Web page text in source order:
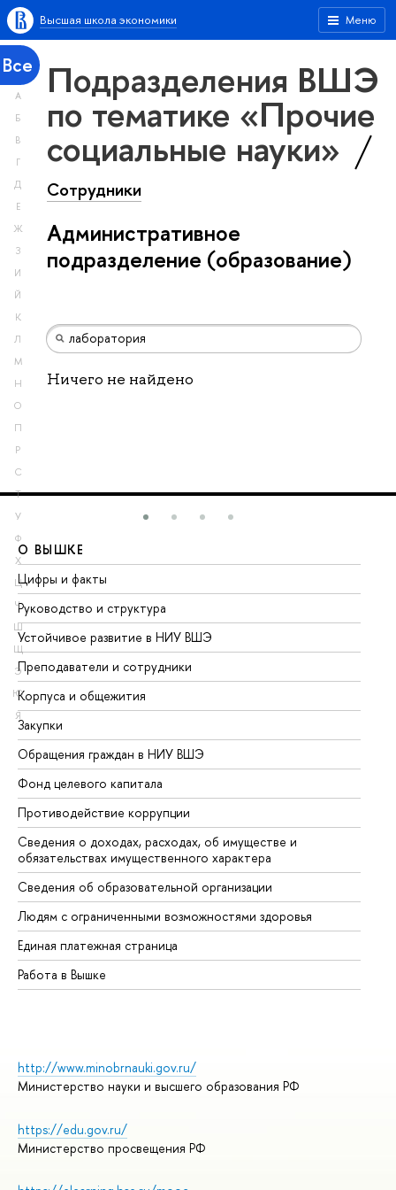
Меню
Высшая школа экономики
Все
А
Б
В
Г
Д
Е
Ж
З
И
Й
К
Л
М
Н
О
П
Р
С
Т
У
Ф
Х
Ц
Ч
Ш
Щ
Э
Ю
Я
Подразделения ВШЭ
по тематике «Прочие
социальные науки»
Сотрудники
Административное
подразделение (образование)
Ничего не найдено
О ВЫШКЕ
Цифры и факты
Руководство и структура
Устойчивое развитие в НИУ ВШЭ
Преподаватели и сотрудники
Корпуса и общежития
Закупки
Обращения граждан в НИУ ВШЭ
Фонд целевого капитала
Противодействие коррупции
Сведения о доходах, расходах, об имуществе и
обязательствах имущественного характера
Сведения об образовательной организации
Людям с ограниченными возможностями здоровья
Единая платежная страница
Работа в Вышке
http://www.minobrnauki.gov.ru/
Министерство науки и высшего образования РФ
https://edu.gov.ru/
Министерство просвещения РФ